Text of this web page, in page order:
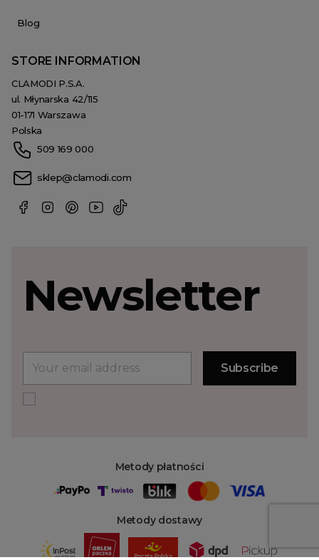
Blog
STORE INFORMATION
CLAMODI P.S.A.
ul. Młynarska 42/115
01-171 Warszawa
Polska
509 169 000
sklep@clamodi.com
Metody płatności
Metody dostawy
Newsletter